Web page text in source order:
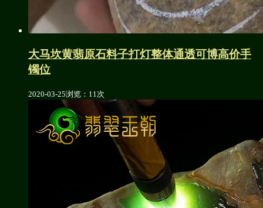
大马坎黄翡原石料子打灯整体通透可博高价手
镯位
2020-03-25浏览：11次